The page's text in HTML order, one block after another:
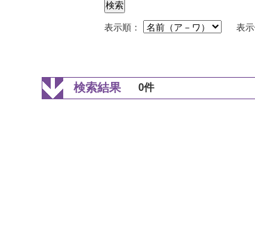
表示順： 表
検索結果 0件